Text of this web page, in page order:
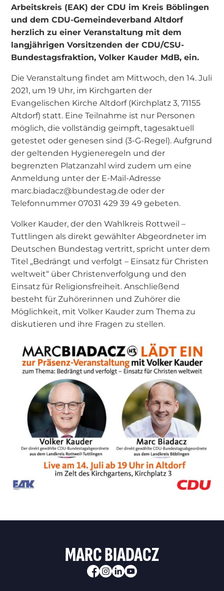
Arbeitskreis (EAK) der CDU im Kreis Böblingen
und dem CDU-Gemeindeverband Altdorf
herzlich zu einer Veranstaltung mit dem
langjährigen Vorsitzenden der CDU/CSU-
Bundestagsfraktion, Volker Kauder MdB, ein.
Die Veranstaltung findet am Mittwoch, den 14. Juli
2021, um 19 Uhr, im Kirchgarten der
Evangelischen Kirche Altdorf (Kirchplatz 3, 71155
Altdorf) statt. Eine Teilnahme ist nur Personen
möglich, die vollständig geimpft, tagesaktuell
getestet oder genesen sind (3-G-Regel). Aufgrund
der geltenden Hygieneregeln und der
begrenzten Platzanzahl wird zudem um eine
Anmeldung unter der E-Mail-Adresse
marc.biadacz@bundestag.de oder der
Telefonnummer 07031 429 39 49 gebeten.
Volker Kauder, der den Wahlkreis Rottweil –
Tuttlingen als direkt gewählter Abgeordneter im
Deutschen Bundestag vertritt, spricht unter dem
Titel „Bedrängt und verfolgt – Einsatz für Christen
weltweit“ über Christenverfolgung und den
Einsatz für Religionsfreiheit. Anschließend
besteht für Zuhörerinnen und Zuhörer die
Möglichkeit, mit Volker Kauder zum Thema zu
diskutieren und ihre Fragen zu stellen.
MARC BIADACZ